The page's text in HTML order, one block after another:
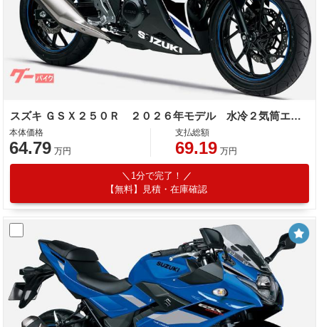
スズキ ＧＳＸ２５０Ｒ ２０２６年モデル 水冷２気筒エンジン
本体価格
64.79 万円
支払総額
69.19 万円
1分で完了！
【無料】見積・在庫確認